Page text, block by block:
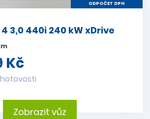
ODPOČET DPH
3,0 440i 240 kW xDrive
Kč
Zobrazit vůz